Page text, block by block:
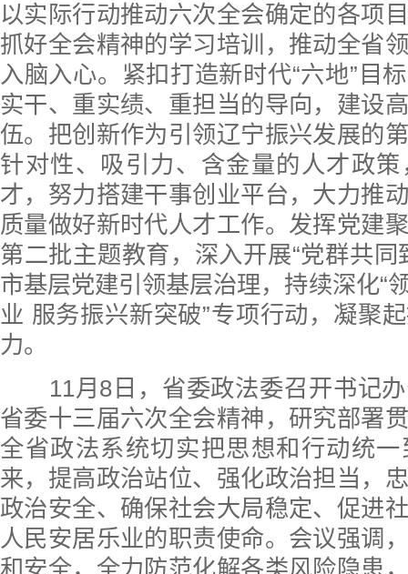
以实际行动推动六次全会确定的各项
抓好全会精神的学习培训，推动全省
入脑入心。紧扣打造新时代“六地”目
实干、重实绩、重担当的导向，建设
伍。把创新作为引领辽宁振兴发展的
针对性、吸引力、含金量的人才政
才，努力搭建干事创业平台，大力推
质量做好新时代人才工作。发挥党建
第二批主题教育，深入开展“党群共同
市基层党建引领基层治理，持续深化“
业 服务振兴新突破”专项行动，凝聚
力。
11月8日，省委政法委召开书记办
省委十三届六次全会精神，研究部署
全省政法系统切实把思想和行动统
来，提高政治站位、强化政治担当，
政治安全、确保社会大局稳定、促进
人民安居乐业的职责使命。会议强调
和安全，全力防范化解各类风险隐患